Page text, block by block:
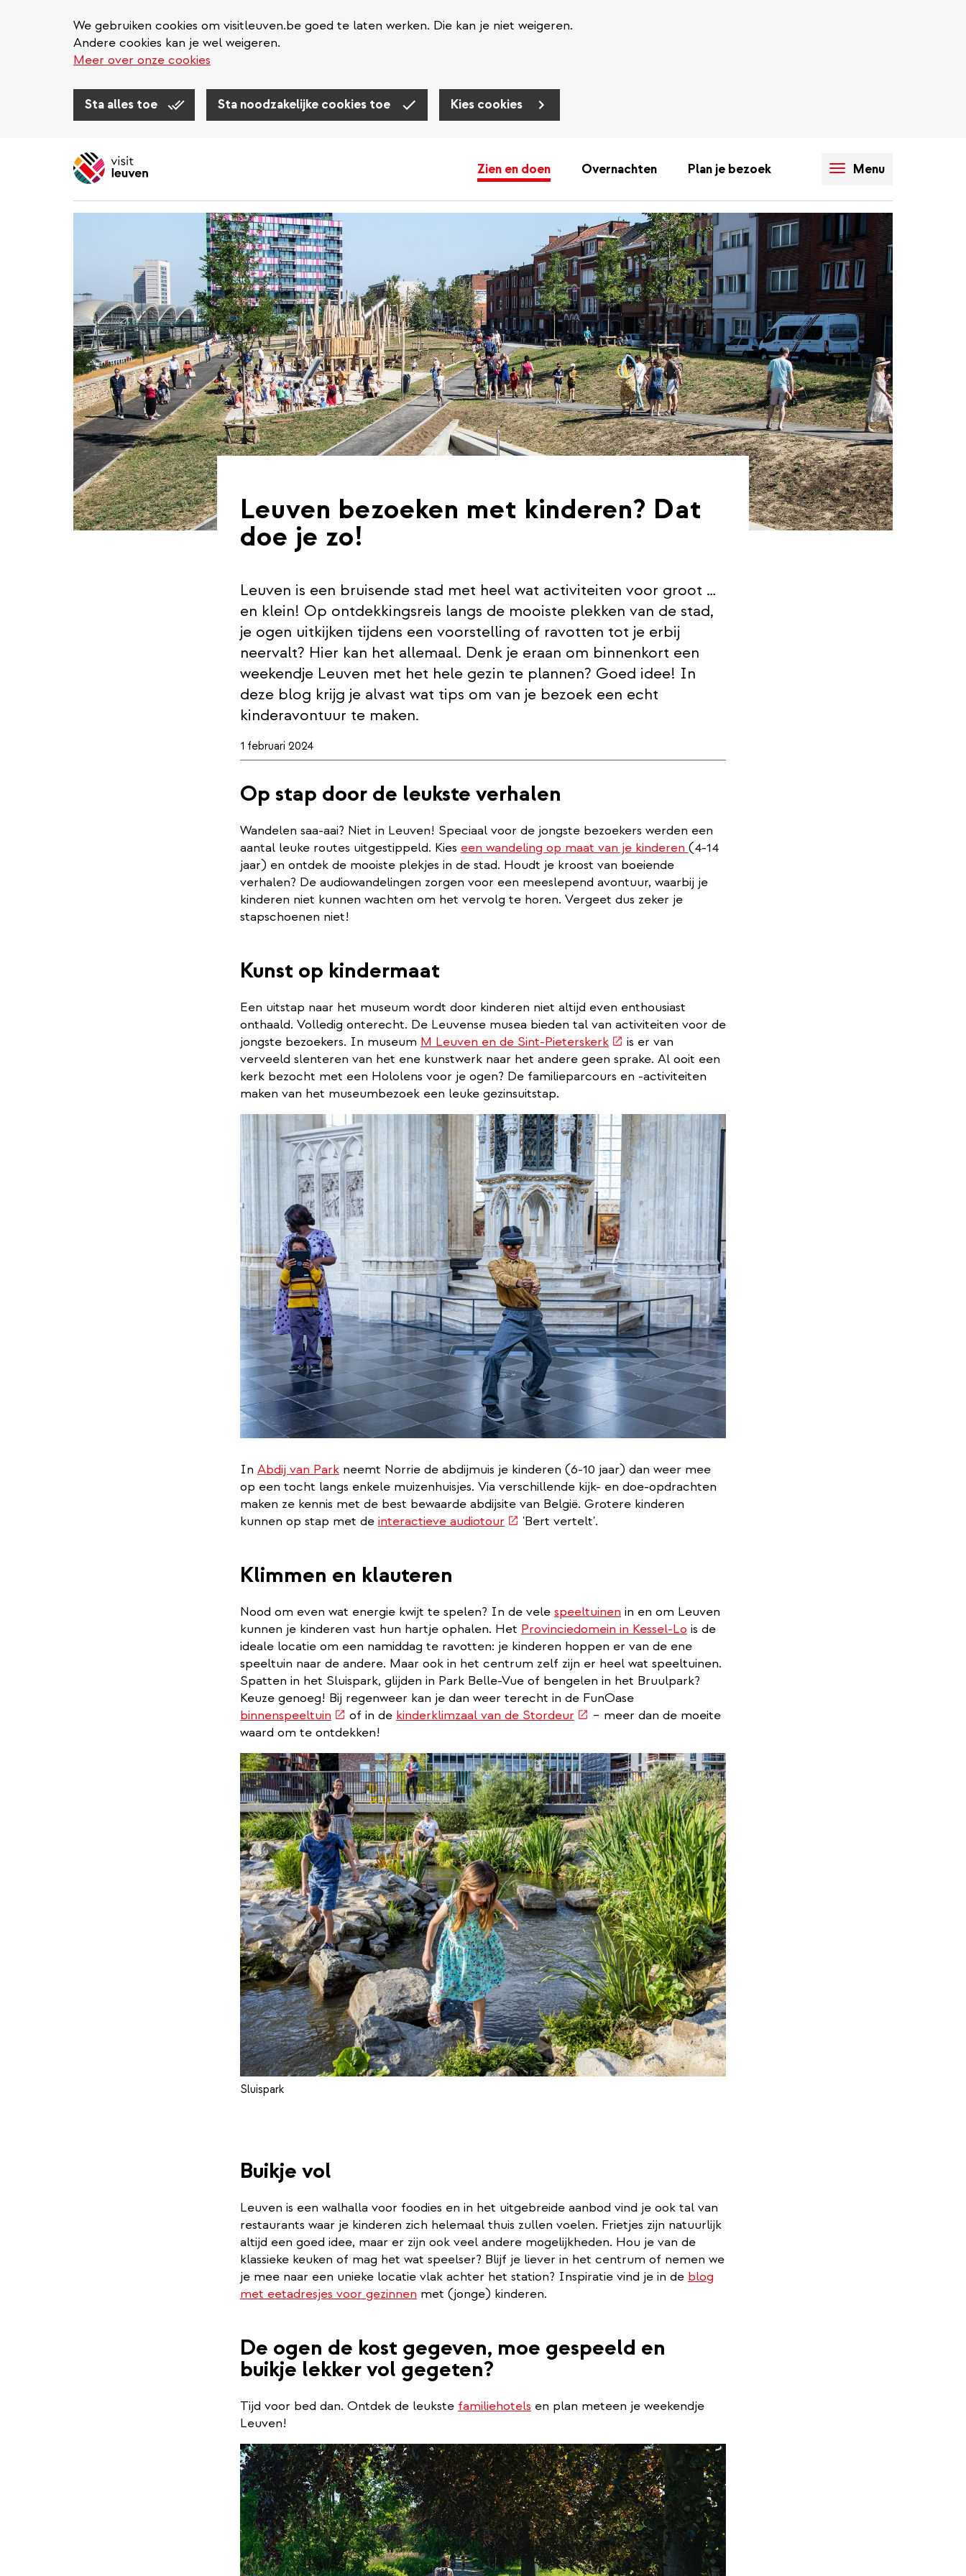
We gebruiken cookies om visitleuven.be goed te laten werken. Die kan je niet weigeren.
Andere cookies kan je wel weigeren.
Meer over onze cookies
Sta alles toe Sta noodzakelijke cookies toe Kies cookies
Zien en doen Overnachten Plan je bezoek Menu
Leuven bezoeken met kinderen? Dat
doe je zo!
Leuven is een bruisende stad met heel wat activiteiten voor groot …
en klein! Op ontdekkingsreis langs de mooiste plekken van de stad,
je ogen uitkijken tijdens een voorstelling of ravotten tot je erbij
neervalt? Hier kan het allemaal. Denk je eraan om binnenkort een
weekendje Leuven met het hele gezin te plannen? Goed idee! In
deze blog krijg je alvast wat tips om van je bezoek een echt
kinderavontuur te maken.
1 februari 2024
Op stap door de leukste verhalen
Wandelen saa-aai? Niet in Leuven! Speciaal voor de jongste bezoekers werden een
aantal leuke routes uitgestippeld. Kies een wandeling op maat van je kinderen (4-14
jaar) en ontdek de mooiste plekjes in de stad. Houdt je kroost van boeiende
verhalen? De audiowandelingen zorgen voor een meeslepend avontuur, waarbij je
kinderen niet kunnen wachten om het vervolg te horen. Vergeet dus zeker je
stapschoenen niet!
Kunst op kindermaat
Een uitstap naar het museum wordt door kinderen niet altijd even enthousiast
onthaald. Volledig onterecht. De Leuvense musea bieden tal van activiteiten voor de
jongste bezoekers. In museum M Leuven en de Sint-Pieterskerk(externe
link)
is er van
verveeld slenteren van het ene kunstwerk naar het andere geen sprake. Al ooit een
kerk bezocht met een Hololens voor je ogen? De familieparcours en -activiteiten
maken van het museumbezoek een leuke gezinsuitstap.
Sluispark
In Abdij van Park neemt Norrie de abdijmuis je kinderen (6-10 jaar) dan weer mee
op een tocht langs enkele muizenhuisjes. Via verschillende kijk- en doe-opdrachten
maken ze kennis met de best bewaarde abdijsite van België. Grotere kinderen
kunnen op stap met de interactieve audiotour (externe
'Bert vertelt'.
Klimmen en klauteren
Nood om even wat energie kwijt te spelen? In de vele speeltuinen in en om Leuven
kunnen je kinderen vast hun hartje ophalen. Het Provinciedomein in Kessel-Lo is de
ideale locatie om een namiddag te ravotten: je kinderen hoppen er van de ene
speeltuin naar de andere. Maar ook in het centrum zelf zijn er heel wat speeltuinen.
Spatten in het Sluispark, glijden in Park Belle-Vue of bengelen in het Bruulpark?
Keuze genoeg! Bij regenweer kan je dan weer terecht in de FunOase
binnenspeeltuin (externe
link)
of in de kinderklimzaal van de Stordeur (externe
– meer dan de moeite
waard om te ontdekken!
Buikje vol
Leuven is een walhalla voor foodies en in het uitgebreide aanbod vind je ook tal van
restaurants waar je kinderen zich helemaal thuis zullen voelen. Frietjes zijn natuurlijk
altijd een goed idee, maar er zijn ook veel andere mogelijkheden. Hou je van de
klassieke keuken of mag het wat speelser? Blijf je liever in het centrum of nemen we
je mee naar een unieke locatie vlak achter het station? Inspiratie vind je in de blog
met eetadresjes voor gezinnen met (jonge) kinderen.
De ogen de kost gegeven, moe gespeeld en
buikje lekker vol gegeten?
Tijd voor bed dan. Ontdek de leukste familiehotels en plan meteen je weekendje
Leuven!